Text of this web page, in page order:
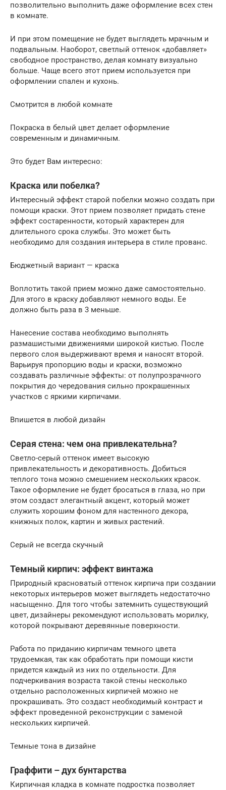
позволительно выполнить даже оформление всех стен
в комнате.
И при этом помещение не будет выглядеть мрачным и
подвальным. Наоборот, светлый оттенок «добавляет»
свободное пространство, делая комнату визуально
больше. Чаще всего этот прием используется при
оформлении спален и кухонь.
Смотрится в любой комнате
Покраска в белый цвет делает оформление
современным и динамичным.
Это будет Вам интересно:
Краска или побелка?
Интересный эффект старой побелки можно создать при
помощи краски. Этот прием позволяет придать стене
эффект состаренности, который характерен для
длительного срока службы. Это может быть
необходимо для создания интерьера в стиле прованс.
Бюджетный вариант — краска
Воплотить такой прием можно даже самостоятельно.
Для этого в краску добавляют немного воды. Ее
должно быть раза в 3 меньше.
Нанесение состава необходимо выполнять
размашистыми движениями широкой кистью. После
первого слоя выдерживают время и наносят второй.
Варьируя пропорцию воды и краски, возможно
создавать различные эффекты: от полупрозрачного
покрытия до чередования сильно прокрашенных
участков с яркими кирпичами.
Впишется в любой дизайн
Серая стена: чем она привлекательна?
Светло-серый оттенок имеет высокую
привлекательность и декоративность. Добиться
теплого тона можно смешением нескольких красок.
Такое оформление не будет бросаться в глаза, но при
этом создаст элегантный акцент, который может
служить хорошим фоном для настенного декора,
книжных полок, картин и живых растений.
Серый не всегда скучный
Темный кирпич: эффект винтажа
Природный красноватый оттенок кирпича при создании
некоторых интерьеров может выглядеть недостаточно
насыщенно. Для того чтобы затемнить существующий
цвет, дизайнеры рекомендуют использовать морилку,
которой покрывают деревянные поверхности.
Работа по приданию кирпичам темного цвета
трудоемкая, так как обработать при помощи кисти
придется каждый из них по отдельности. Для
подчеркивания возраста такой стены несколько
отдельно расположенных кирпичей можно не
прокрашивать. Это создаст необходимый контраст и
эффект проведенной реконструкции с заменой
нескольких кирпичей.
Темные тона в дизайне
Граффити – дух бунтарства
Кирпичная кладка в комнате подростка позволяет